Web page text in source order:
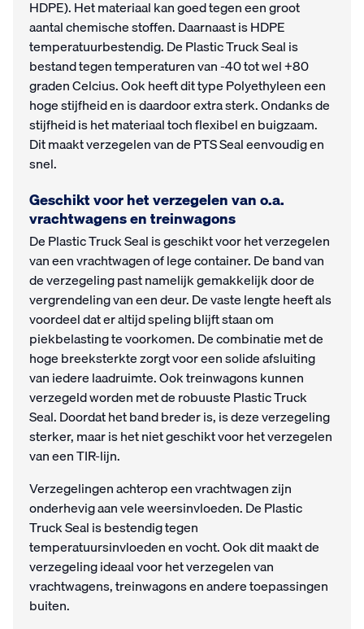
HDPE). Het materiaal kan goed tegen een groot
aantal chemische stoffen. Daarnaast is HDPE
temperatuurbestendig. De Plastic Truck Seal is
bestand tegen temperaturen van -40 tot wel +80
graden Celcius. Ook heeft dit type Polyethyleen een
hoge stijfheid en is daardoor extra sterk. Ondanks de
stijfheid is het materiaal toch flexibel en buigzaam.
Dit maakt verzegelen van de PTS Seal eenvoudig en
snel.
Geschikt voor het verzegelen van o.a.
vrachtwagens en treinwagons
De Plastic Truck Seal is geschikt voor het verzegelen
van een vrachtwagen of lege container. De band van
de verzegeling past namelijk gemakkelijk door de
vergrendeling van een deur. De vaste lengte heeft als
voordeel dat er altijd speling blijft staan om
piekbelasting te voorkomen. De combinatie met de
hoge breeksterkte zorgt voor een solide afsluiting
van iedere laadruimte. Ook treinwagons kunnen
verzegeld worden met de robuuste Plastic Truck
Seal. Doordat het band breder is, is deze verzegeling
sterker, maar is het niet geschikt voor het verzegelen
van een TIR-lijn.
Verzegelingen achterop een vrachtwagen zijn
onderhevig aan vele weersinvloeden. De Plastic
Truck Seal is bestendig tegen
temperatuursinvloeden en vocht. Ook dit maakt de
verzegeling ideaal voor het verzegelen van
vrachtwagens, treinwagons en andere toepassingen
buiten.